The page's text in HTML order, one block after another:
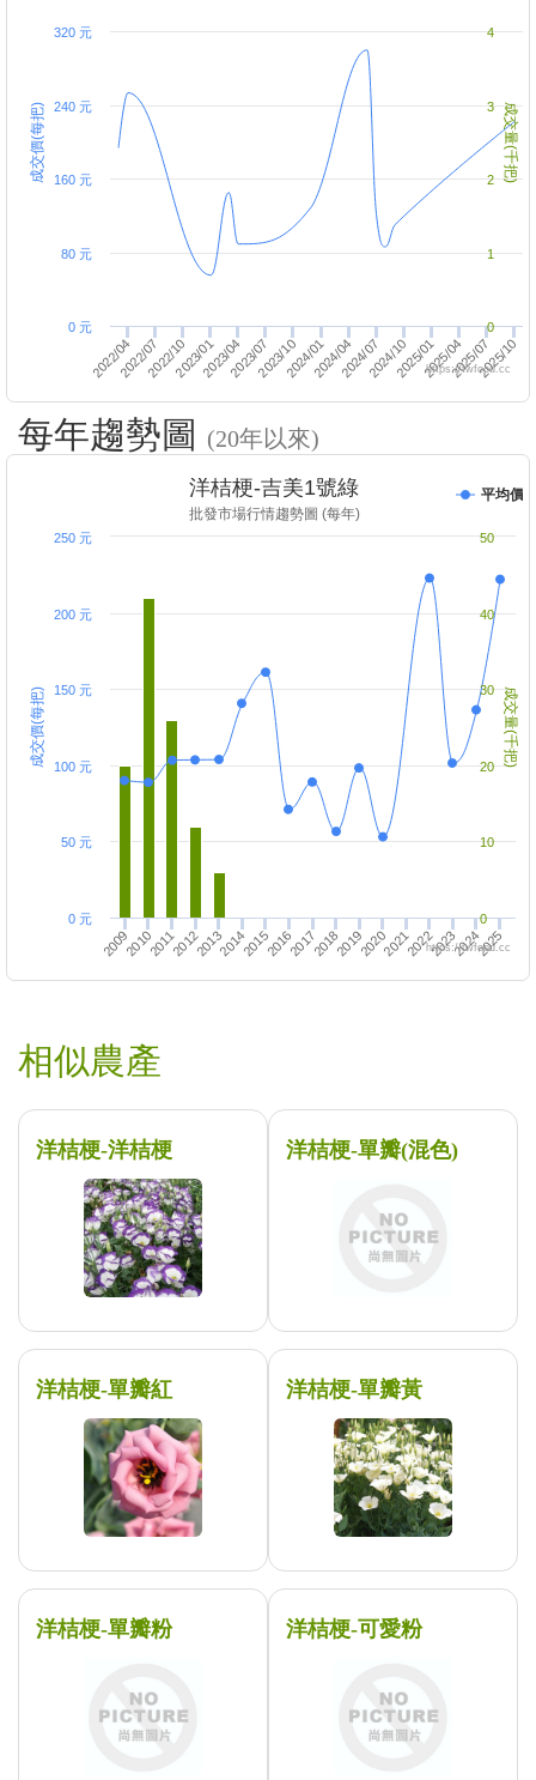
成交價(每把) 成交量(千把)
2022/07 2023/01 2023/07 2024/01 2024/07 2025/01 2025/07
2022/04 2022/10 2023/04 2023/10 2024/04 2024/10 2025/04 2025/10
0 元
80 元
160 元
240 元
320 元
0
1
2
3
4
https://twfood.cc
每年趨勢圖 (20年以來)
成交價(每把) 成交量(千把)
洋桔梗-吉美1號綠
批發市場行情趨勢圖 (每年)
平均價
20092010201120122013201420152016201720182019202020212022202320242025
0 元
50 元
100 元
150 元
200 元
250 元
0
10
20
30
40
50
https://twfood.cc
相似農產
洋桔梗-洋桔梗 洋桔梗-單瓣(混色)
洋桔梗-單瓣紅 洋桔梗-單瓣黃
洋桔梗-單瓣粉 洋桔梗-可愛粉